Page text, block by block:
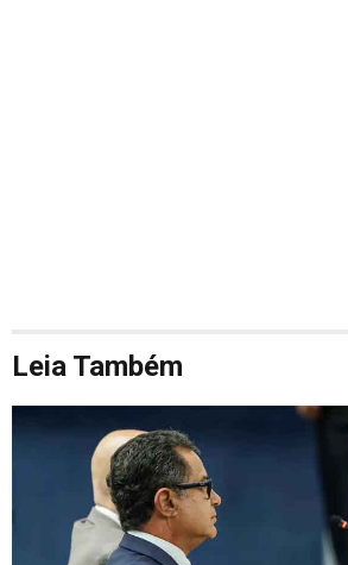
Leia Também